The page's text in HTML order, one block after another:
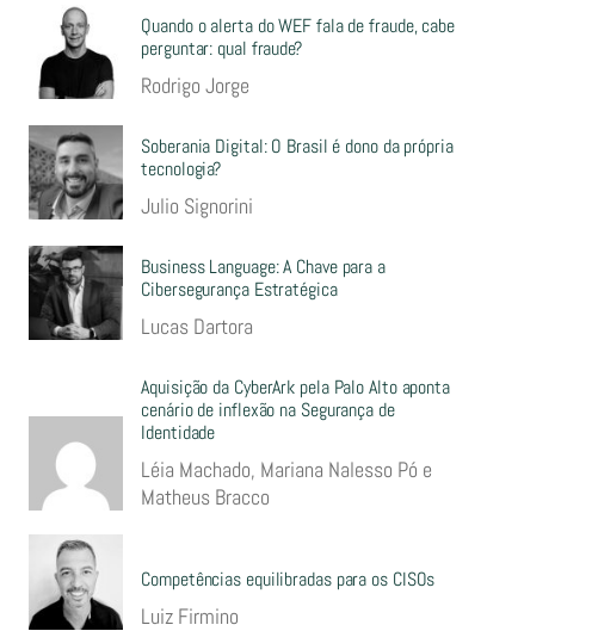
Quando o alerta do WEF fala de fraude, cabe
perguntar: qual fraude?
Rodrigo Jorge
Soberania Digital: O Brasil é dono da própria
tecnologia?
Julio Signorini
Business Language: A Chave para a
Cibersegurança Estratégica
Lucas Dartora
Aquisição da CyberArk pela Palo Alto aponta
cenário de inflexão na Segurança de
Identidade
Léia Machado, Mariana Nalesso Pó e
Matheus Bracco
Competências equilibradas para os CISOs
Luiz Firmino